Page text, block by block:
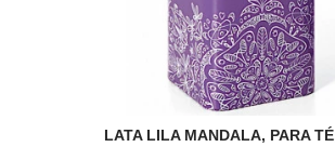
LATA LILA MANDALA, PARA